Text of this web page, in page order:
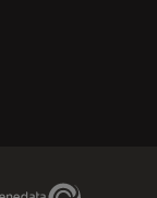
Genedata Link